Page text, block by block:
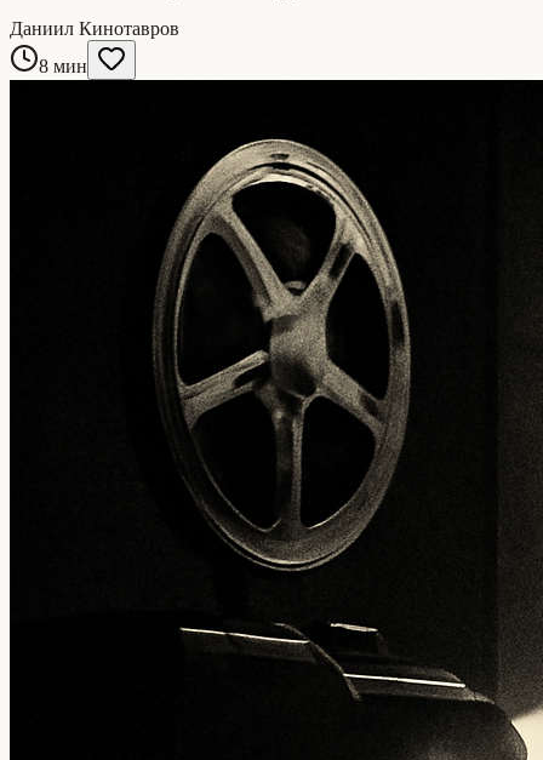
Даниил Кинотавров
8 мин